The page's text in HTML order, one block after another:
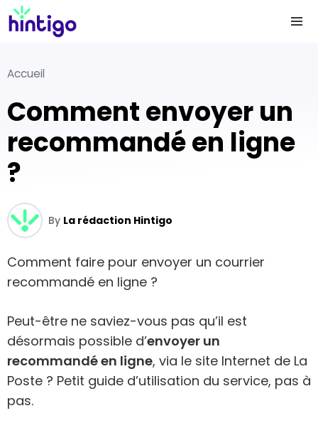
Accueil
Comment envoyer un
recommandé en ligne
?
By La rédaction Hintigo
Comment faire pour envoyer un courrier
recommandé en ligne ?
Peut-être ne saviez-vous pas qu’il est
désormais possible d’envoyer un
recommandé en ligne, via le site Internet de La
Poste ? Petit guide d’utilisation du service, pas à
pas.